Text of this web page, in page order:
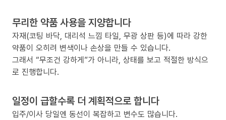
무리한 약품 사용을 지양합니다
자재(코팅 바닥, 대리석 느낌 타일, 무광 상판 등)에 따라 강한
약품이 오히려 변색이나 손상을 만들 수 있습니다.
그래서 “무조건 강하게”가 아니라, 상태를 보고 적절한 방식으
로 진행합니다.
일정이 급할수록 더 계획적으로 합니다
입주/이사 당일엔 동선이 복잡하고 변수도 많습니다.